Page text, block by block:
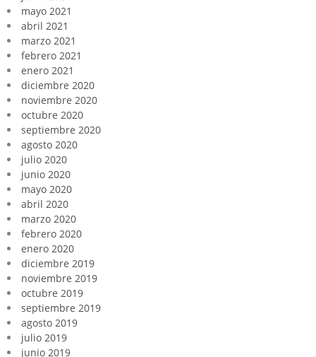
mayo 2021
abril 2021
marzo 2021
febrero 2021
enero 2021
diciembre 2020
noviembre 2020
octubre 2020
septiembre 2020
agosto 2020
julio 2020
junio 2020
mayo 2020
abril 2020
marzo 2020
febrero 2020
enero 2020
diciembre 2019
noviembre 2019
octubre 2019
septiembre 2019
agosto 2019
julio 2019
junio 2019